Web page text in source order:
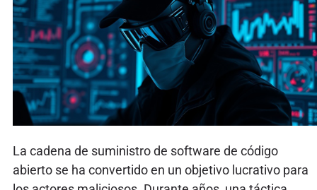
La cadena de suministro de software de código
abierto se ha convertido en un objetivo lucrativo para